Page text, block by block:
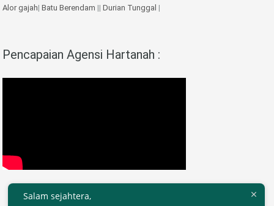
Alor gajah| Batu Berendam || Durian Tunggal |
Pencapaian Agensi Hartanah :
Salam sejahtera,